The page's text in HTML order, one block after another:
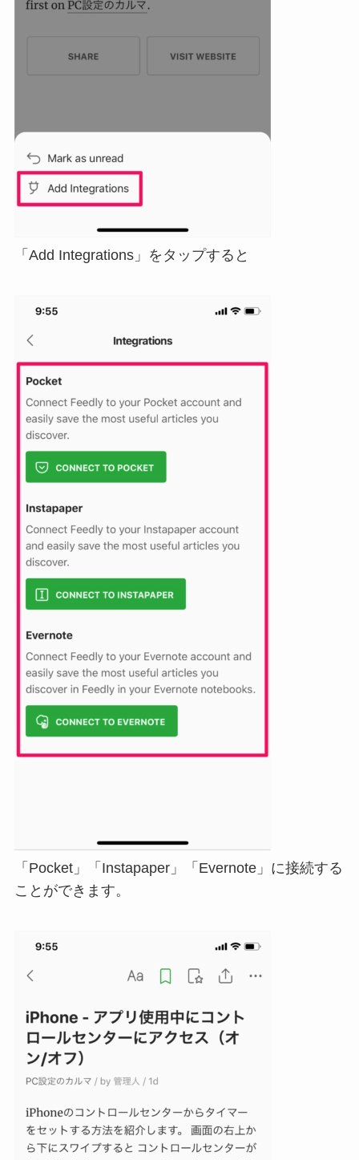
「Add Integrations」をタップすると
「Pocket」「Instapaper」「Evernote」に接続する
ことができます。